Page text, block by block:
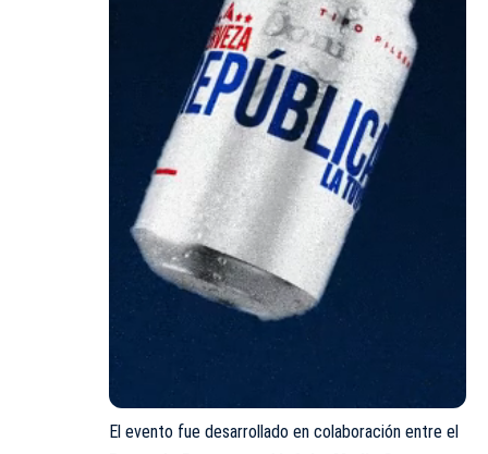
El evento fue desarrollado en colaboración entre el